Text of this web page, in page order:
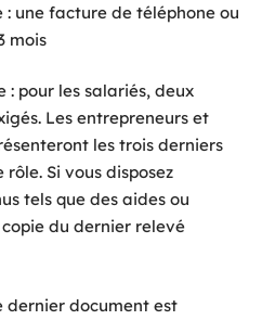
une facture de téléphone ou
mois
pour les salariés, deux
Les entrepreneurs et
les trois derniers
Si vous disposez
tels que des aides ou
du dernier relevé
dernier document est